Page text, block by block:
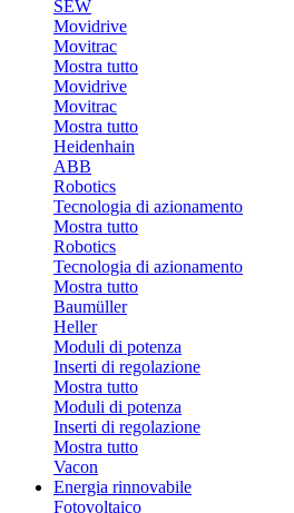
SEW
Movidrive
Movitrac
Mostra tutto
Movidrive
Movitrac
Mostra tutto
Heidenhain
ABB
Robotics
Tecnologia di azionamento
Mostra tutto
Robotics
Tecnologia di azionamento
Mostra tutto
Baumüller
Heller
Moduli di potenza
Inserti di regolazione
Mostra tutto
Moduli di potenza
Inserti di regolazione
Mostra tutto
Vacon
Energia rinnovabile
Fotovoltaico